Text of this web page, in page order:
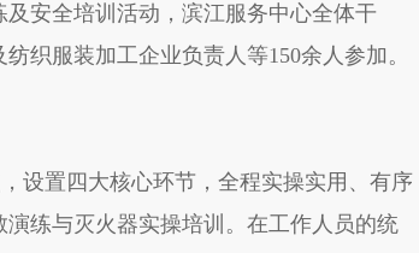
安全培训活动，滨江服务中心全体干
织服装加工企业负责人等150余人参加。
置四大核心环节，全程实操实用、有序
练与灭火器实操培训。在工作人员的统